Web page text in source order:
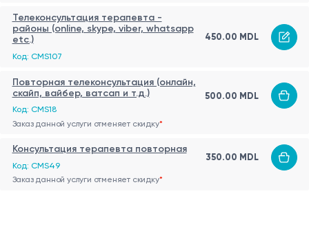
Телеконсультация терапевта -
районы (online, skype, viber, whatsapp
etc.)
Код: CMS107
450.00 MDL
Повторная телеконсультация (онлайн,
скайп, вайбер, ватсап и т.д.)
Код: CMS18
500.00 MDL
Заказ данной услуги отменяет скидку*
Консультация терапевта повторная
Код: CMS49
350.00 MDL
Заказ данной услуги отменяет скидку*